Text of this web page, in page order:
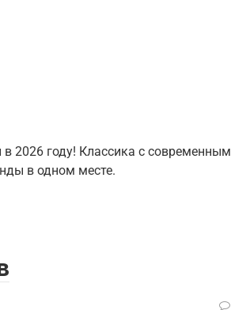
2026 году! Классика с современным
в одном месте.